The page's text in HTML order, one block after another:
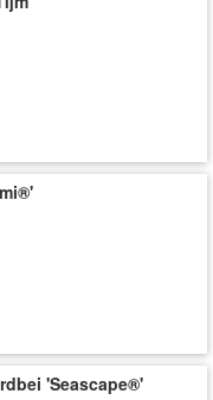
'Seascape®'